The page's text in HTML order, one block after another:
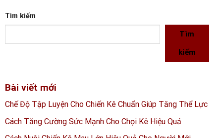
Tìm kiếm
Tìm
kiếm
Bài viết mới
Chế Độ Tập Luyện Cho Chiến Kê Chuẩn Giúp Tăng Thể Lực
Cách Tăng Cường Sức Mạnh Cho Chọi Kê Hiệu Quả